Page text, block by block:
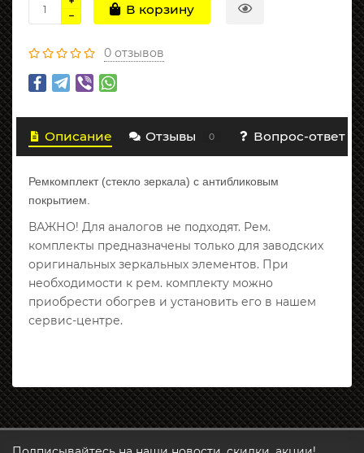
В корзину
0 отзывов
Описание Отзывы 0 Вопрос-ответ 0
Ремкомплект (стекло зеркала) с антибликовым
покрытием.
ВАЖНО! Для аналогов не подходят. Рем.
комплекты предназначены только для заводских
оригинальных зеркальных элементов. При
необходимости к рем. комплекту можно
приобрести обогрев и установить его в нашем
сервис-центре.